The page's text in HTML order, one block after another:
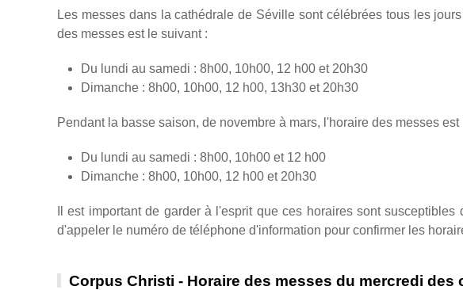
Les messes dans la cathédrale de Séville sont célébrées tous les
des messes est le suivant :
Du lundi au samedi : 8h00, 10h00, 12 h00 et 20h30
Dimanche : 8h00, 10h00, 12 h00, 13h30 et 20h30
Pendant la basse saison, de novembre à mars, l'horaire des messes est
Du lundi au samedi : 8h00, 10h00 et 12 h00
Dimanche : 8h00, 10h00, 12 h00 et 20h30
Il est important de garder à l'esprit que ces horaires sont
d'appeler le numéro de téléphone d'information pour confirmer les
Corpus Christi - Horaire des messes du mercredi des